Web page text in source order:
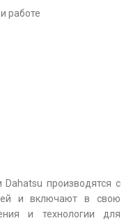
работе
Dahatsu производятся с
и включают в свою
и технологии для